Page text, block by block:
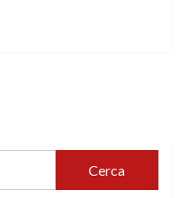
Cerca